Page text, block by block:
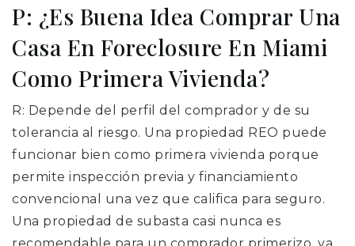
P: ¿Es Buena Idea Comprar Una
Casa En Foreclosure En Miami
Como Primera Vivienda?
R: Depende del perfil del comprador y de su
tolerancia al riesgo. Una propiedad REO puede
funcionar bien como primera vivienda porque
permite inspección previa y financiamiento
convencional una vez que califica para seguro.
Una propiedad de subasta casi nunca es
recomendable para un comprador primerizo, ya